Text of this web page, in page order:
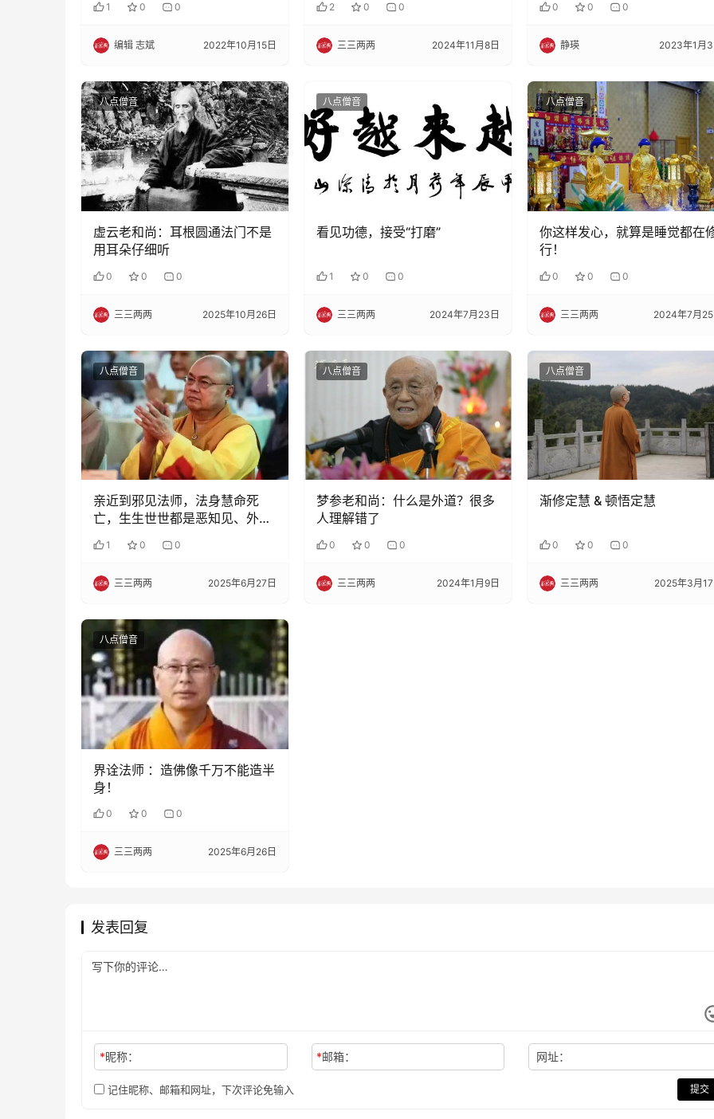
1 0 0
编辑 志斌 2022年10月15日
2 0 0
三三两两 2024年11月8日
0 0 0
静瑛 2023年1月
八点僧音
虚云老和尚：耳根圆通法门不是
用耳朵仔细听
0 0 0
三三两两 2025年10月26日
八点僧音
看见功德，接受“打磨”
1 0 0
三三两两 2024年7月23日
八点僧音
你这样发心，就算是睡觉都在
行！
0 0 0
三三两两 2024年7月
八点僧音
亲近到邪见法师，法身慧命死
亡，生生世世都是恶知见、外道
见、邪见
1 0 0
三三两两 2025年6月27日
八点僧音
梦参老和尚：什么是外道？很多
人理解错了
0 0 0
三三两两 2024年1月9日
八点僧音
渐修定慧 & 顿悟定慧
0 0 0
三三两两 2025年3月
八点僧音
界诠法师 ：造佛像千万不能造半
身！
0 0 0
三三两两 2025年6月26日
发表回复
*昵称： *邮箱： 网址：
记住昵称、邮箱和网址，下次评论免输入 提交